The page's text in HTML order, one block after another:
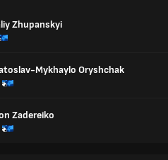
Zhupanskyi
Mykhaylo Oryshchak
Zadereiko